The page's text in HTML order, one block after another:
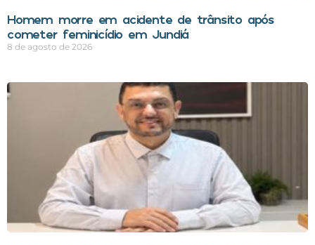
Homem morre em acidente de trânsito após
cometer feminicídio em Jundiá
8 de agosto de 2026